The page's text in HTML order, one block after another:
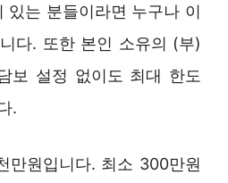
있는 분들이라면 누구나 이
다. 또한 본인 소유의 (부)
보 설정 없이도 최대 한도
.
만원입니다. 최소 300만원